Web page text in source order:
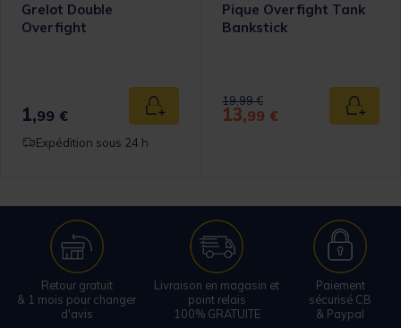
panier
Grelot Double
Overfight
1,99 € Ajouter au panier
Expédition sous 24 h
Pique Overfight Tank
Bankstick
Price reduced from
19,99 €to
13,99 €
Retour gratuit
& 1 mois pour changer
d'avis
Livraison en magasin et
point relais
100% GRATUITE
Paiement
sécurisé CB
& Paypal